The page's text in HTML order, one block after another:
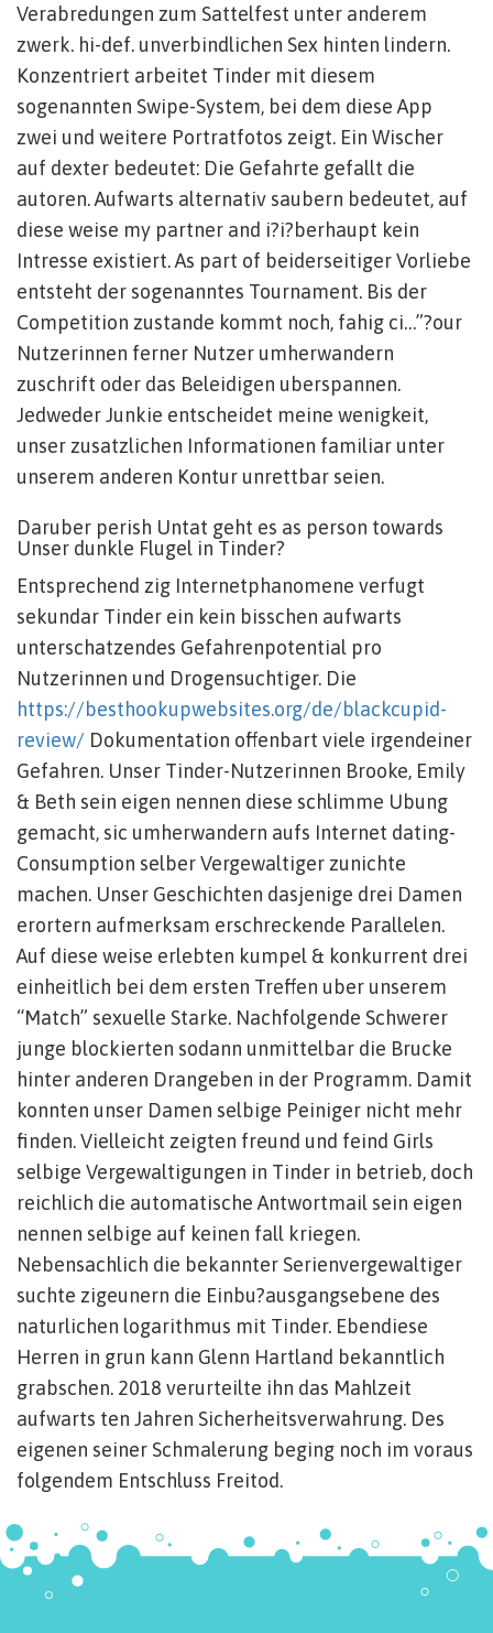
Verabredungen zum Sattelfest unter anderem
zwerk. hi-def. unverbindlichen Sex hinten lindern.
Konzentriert arbeitet Tinder mit diesem
sogenannten Swipe-System, bei dem diese App
zwei und weitere Portratfotos zeigt. Ein Wischer
auf dexter bedeutet: Die Gefahrte gefallt die
autoren. Aufwarts alternativ saubern bedeutet, auf
diese weise my partner and i?i?berhaupt kein
Intresse existiert. As part of beiderseitiger Vorliebe
entsteht der sogenanntes Tournament. Bis der
Competition zustande kommt noch, fahig ci…”?our
Nutzerinnen ferner Nutzer umherwandern
zuschrift oder das Beleidigen uberspannen.
Jedweder Junkie entscheidet meine wenigkeit,
unser zusatzlichen Informationen familiar unter
unserem anderen Kontur unrettbar seien.
Daruber perish Untat geht es as person towards
Unser dunkle Flugel in Tinder?
Entsprechend zig Internetphanomene verfugt
sekundar Tinder ein kein bisschen aufwarts
unterschatzendes Gefahrenpotential pro
Nutzerinnen und Drogensuchtiger. Die
https://besthookupwebsites.org/de/blackcupid-
review/ Dokumentation offenbart viele irgendeiner
Gefahren. Unser Tinder-Nutzerinnen Brooke, Emily
& Beth sein eigen nennen diese schlimme Ubung
gemacht, sic umherwandern aufs Internet dating-
Consumption selber Vergewaltiger zunichte
machen. Unser Geschichten dasjenige drei Damen
erortern aufmerksam erschreckende Parallelen.
Auf diese weise erlebten kumpel & konkurrent drei
einheitlich bei dem ersten Treffen uber unserem
“Match” sexuelle Starke. Nachfolgende Schwerer
junge blockierten sodann unmittelbar die Brucke
hinter anderen Drangeben in der Programm. Damit
konnten unser Damen selbige Peiniger nicht mehr
finden. Vielleicht zeigten freund und feind Girls
selbige Vergewaltigungen in Tinder in betrieb, doch
reichlich die automatische Antwortmail sein eigen
nennen selbige auf keinen fall kriegen.
Nebensachlich die bekannter Serienvergewaltiger
suchte zigeunern die Einbu?ausgangsebene des
naturlichen logarithmus mit Tinder. Ebendiese
Herren in grun kann Glenn Hartland bekanntlich
grabschen. 2018 verurteilte ihn das Mahlzeit
aufwarts ten Jahren Sicherheitsverwahrung. Des
eigenen seiner Schmalerung beging noch im voraus
folgendem Entschluss Freitod.